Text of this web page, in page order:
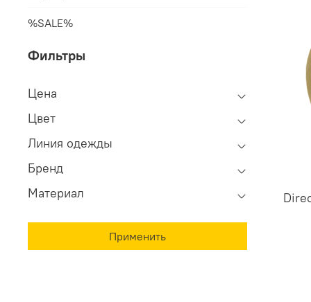
%SALE%
Фильтры
Цена
Цвет
Линия одежды
Бренд
Материал
Применить